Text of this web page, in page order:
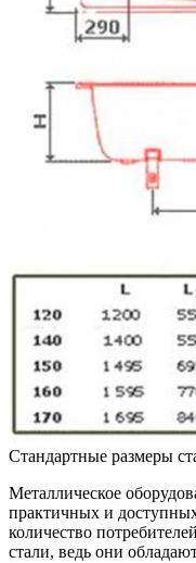
Стандартные размеры
Металлическое
практичных и
количество
стали, ведь они